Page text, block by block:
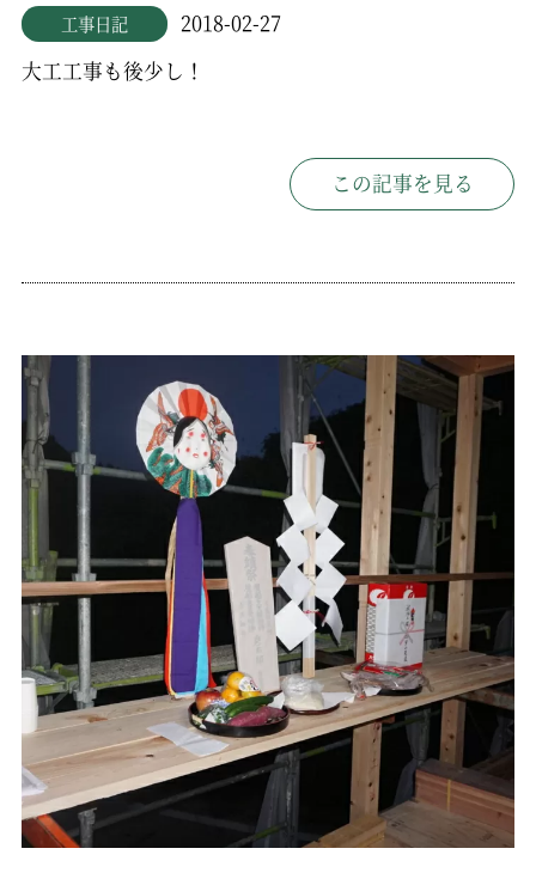
工事日記
2018-02-27
大工工事も後少し！
この記事を見る